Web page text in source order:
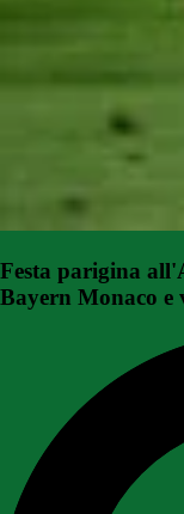
Festa parigina
Bayern Monaco e